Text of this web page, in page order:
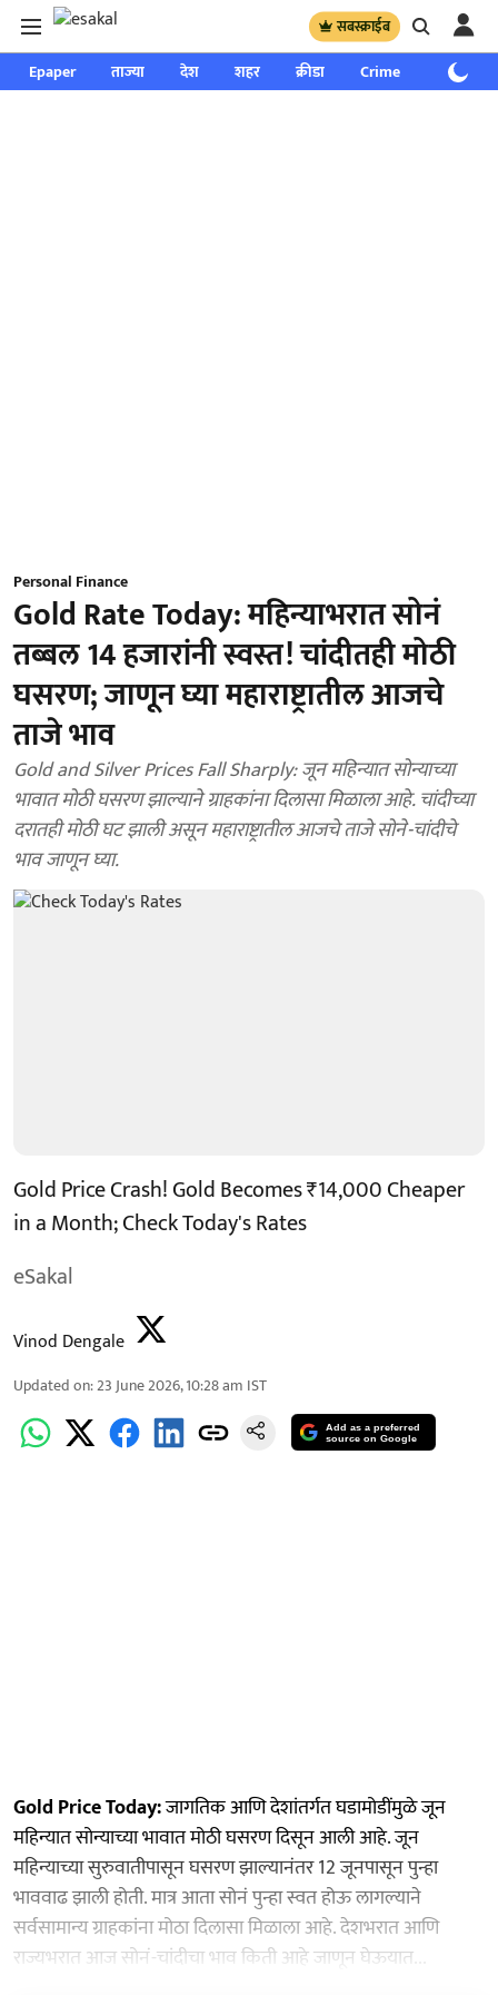
सबस्क्राईब
Epaper ताज्या देश शहर क्रीडा Crime साप्ताहिक
Personal Finance
Gold Rate Today: महिन्याभरात सोनं
तब्बल 14 हजारांनी स्वस्त! चांदीतही मोठी
घसरण; जाणून घ्या महाराष्ट्रातील आजचे
ताजे भाव
Gold and Silver Prices Fall Sharply: जून महिन्यात सोन्याच्या
भावात मोठी घसरण झाल्याने ग्राहकांना दिलासा मिळाला आहे. चांदीच्या
दरातही मोठी घट झाली असून महाराष्ट्रातील आजचे ताजे सोने-चांदीचे
भाव जाणून घ्या.
Gold Price Crash! Gold Becomes ₹14,000 Cheaper
in a Month; Check Today's Rates
eSakal
Vinod Dengale
Updated on:23 June 2026, 10:28 am IST
Add as a preferred
source on Google
Gold Price Today:जागतिक आणि देशांतर्गत घडामोडींमुळे जून
महिन्यात सोन्याच्या भावात मोठी घसरण दिसून आली आहे. जून
महिन्याच्या सुरुवातीपासून घसरण झाल्यानंतर 12 जूनपासून पुन्हा
भाववाढ झाली होती. मात्र आता सोनं पुन्हा स्वत होऊ लागल्याने
सर्वसामान्य ग्राहकांना मोठा दिलासा मिळाला आहे. देशभरात आणि
राज्यभरात आज सोनं-चांदीचा भाव किती आहे जाणून घेऊयात...